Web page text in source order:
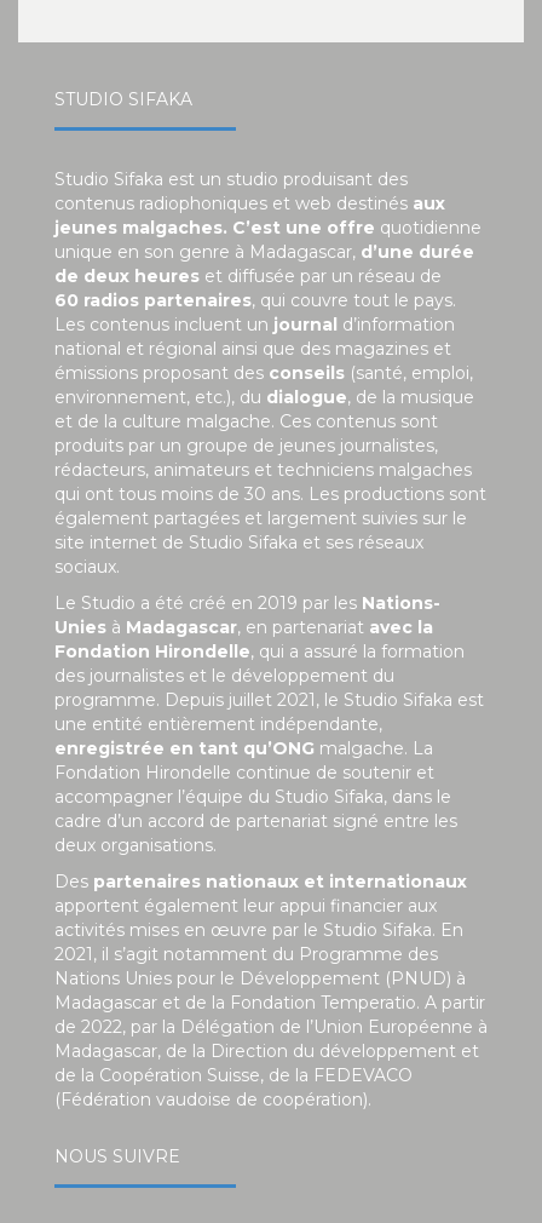
STUDIO SIFAKA
Studio Sifaka est un studio produisant des
contenus radiophoniques et web destinés aux
jeunes malgaches. C’est une offre quotidienne
unique en son genre à Madagascar, d’une durée
de deux heures et diffusée par un réseau de
60 radios partenaires, qui couvre tout le pays.
Les contenus incluent un journal d’information
national et régional ainsi que des magazines et
émissions proposant des conseils (santé, emploi,
environnement, etc.), du dialogue, de la musique
et de la culture malgache. Ces contenus sont
produits par un groupe de jeunes journalistes,
rédacteurs, animateurs et techniciens malgaches
qui ont tous moins de 30 ans. Les productions sont
également partagées et largement suivies sur le
site internet de Studio Sifaka et ses réseaux
sociaux.
Le Studio a été créé en 2019 par les Nations-
Unies à Madagascar, en partenariat avec la
Fondation Hirondelle, qui a assuré la formation
des journalistes et le développement du
programme. Depuis juillet 2021, le Studio Sifaka est
une entité entièrement indépendante,
enregistrée en tant qu’ONG malgache. La
Fondation Hirondelle continue de soutenir et
accompagner l’équipe du Studio Sifaka, dans le
cadre d’un accord de partenariat signé entre les
deux organisations.
Des partenaires nationaux et internationaux
apportent également leur appui financier aux
activités mises en œuvre par le Studio Sifaka. En
2021, il s’agit notamment du Programme des
Nations Unies pour le Développement (PNUD) à
Madagascar et de la Fondation Temperatio. A partir
de 2022, par la Délégation de l’Union Européenne à
Madagascar, de la Direction du développement et
de la Coopération Suisse, de la FEDEVACO
(Fédération vaudoise de coopération).
NOUS SUIVRE